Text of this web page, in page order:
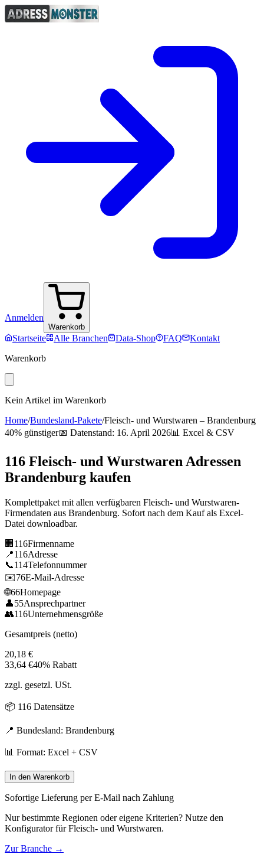
Anmelden
Warenkorb
Startseite Alle Branchen Data-Shop FAQ
Kontakt
Warenkorb
Kein Artikel im Warenkorb
Home/Bundesland-Pakete/Fleisch- und Wurstwaren – Brandenburg
40% günstiger📅 Datenstand: 16. April 2026📊 Excel & CSV
116 Fleisch- und Wurstwaren Adressen
Brandenburg kaufen
Komplettpaket mit allen verfügbaren Fleisch- und Wurstwaren-
Firmendaten aus Brandenburg. Sofort nach dem Kauf als Excel-
Datei downloadbar.
🏢 116Firmenname
📍116Adresse
📞114Telefonnummer
✉️76E-Mail-Adresse
🌐66Homepage
👤55Ansprechpartner
👥116Unternehmensgröße
Gesamtpreis (netto)
20,18 €
33,64 €40% Rabatt
zzgl. gesetzl. USt.
📦 116 Datensätze
📍 Bundesland: Brandenburg
📊 Format: Excel + CSV
In den Warenkorb
Sofortige Lieferung per E-Mail nach Zahlung
Nur bestimmte Regionen oder eigene Kriterien? Nutze den
Konfigurator fürFleisch- und Wurstwaren.
Zur Branche →